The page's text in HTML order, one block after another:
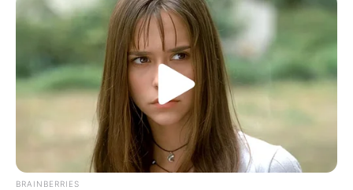
LOTERIES DU MONDE
BRAINBERRIES